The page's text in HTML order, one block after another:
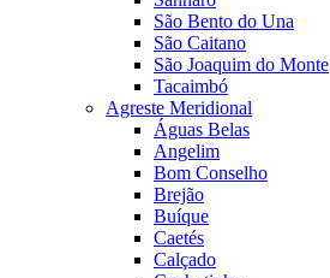
São Bento do Una
São Caitano
São Joaquim do Monte
Tacaimbó
Agreste Meridional
Águas Belas
Angelim
Bom Conselho
Brejão
Buíque
Caetés
Calçado